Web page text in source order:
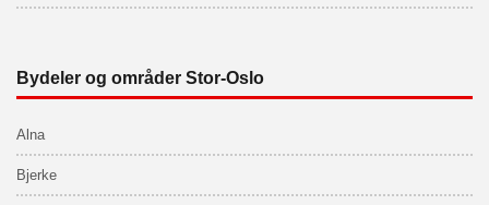
Bydeler og områder Stor-Oslo
Alna
Bjerke